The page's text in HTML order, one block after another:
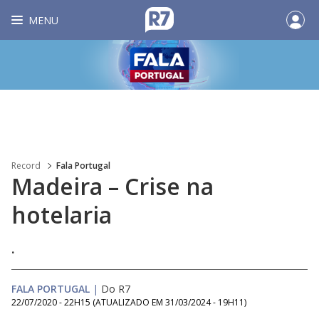
MENU
Record Fala Portugal
Madeira – Crise na
hotelaria
.
FALA PORTUGAL | Do R7
22/07/2020 - 22H15 (ATUALIZADO EM 31/03/2024 - 19H11)